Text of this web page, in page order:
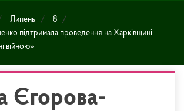
Липень
8
підтримала проведення на Харківщині
війною»
Єгорова-